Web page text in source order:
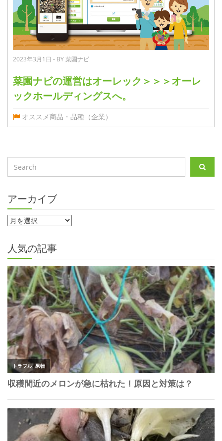
2023年3月1日 - BY 菜園ナビ
菜園ナビの運営はオーレック＞＞＞オーレ
ックホールディングスへ。
オススメ商品・品種（企業）
アーカイブ
人気の記事